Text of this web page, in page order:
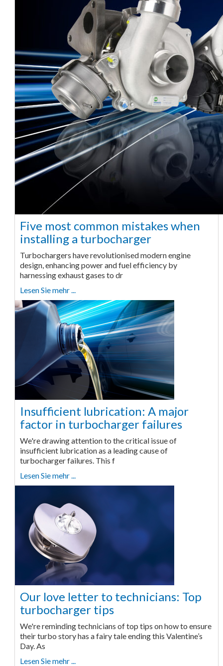
Five most common mistakes when
installing a turbocharger
Turbochargers have revolutionised modern engine
design, enhancing power and fuel efficiency by
harnessing exhaust gases to dr
Lesen Sie mehr ...
Insufficient lubrication: A major
factor in turbocharger failures
We're drawing attention to the critical issue of
insufficient lubrication as a leading cause of
turbocharger failures. This f
Lesen Sie mehr ...
Our love letter to technicians: Top
turbocharger tips
We're reminding technicians of top tips on how to ensure
their turbo story has a fairy tale ending this Valentine’s
Day. As
Lesen Sie mehr ...